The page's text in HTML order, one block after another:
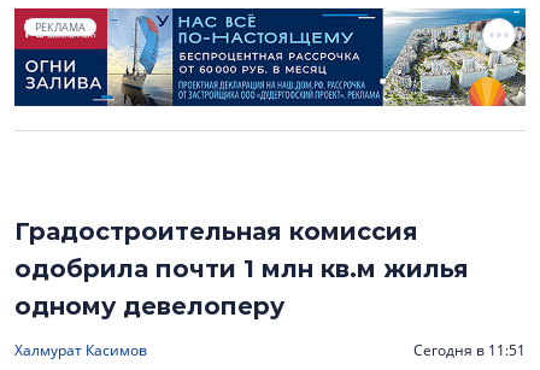
РЕКЛАМА
Градостроительная комиссия
одобрила почти 1 млн кв.м жилья
одному девелоперу
Халмурат Касимов Сегодня в 11:51